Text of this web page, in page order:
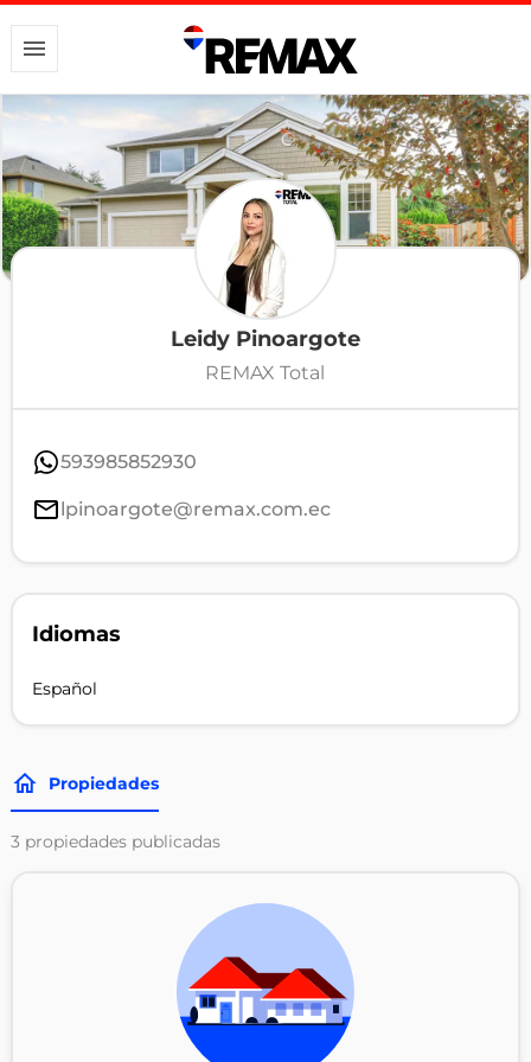
Leidy Pinoargote
REMAX Total
593985852930
lpinoargote@remax.com.ec
Idiomas
Español
Propiedades
3 propiedades publicadas